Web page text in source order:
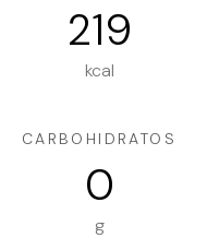
219
kcal
CARBOHIDRATOS
0
g